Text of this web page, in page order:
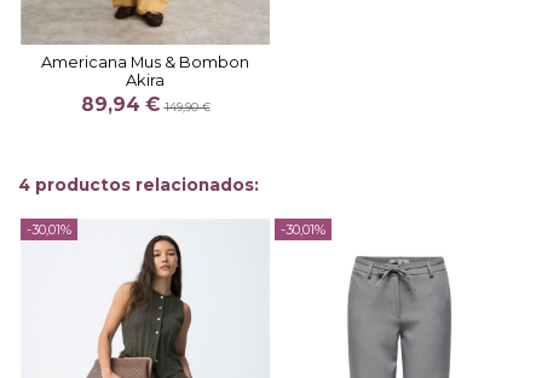
Americana Mus & Bombon
Akira
89,94 €149,90 €
4 productos relacionados:
-30,01% -30,01%